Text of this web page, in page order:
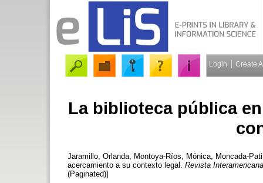
Login Create
La biblioteca pública
Jaramillo, Orlanda Montoya-Ríos, Mónica
Moncada-
acercamiento a su contexto legal. Revista
(Paginated)]